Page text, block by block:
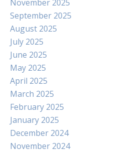
November 2025
September 2025
August 2025
July 2025
June 2025
May 2025
April 2025
March 2025
February 2025
January 2025
December 2024
November 2024